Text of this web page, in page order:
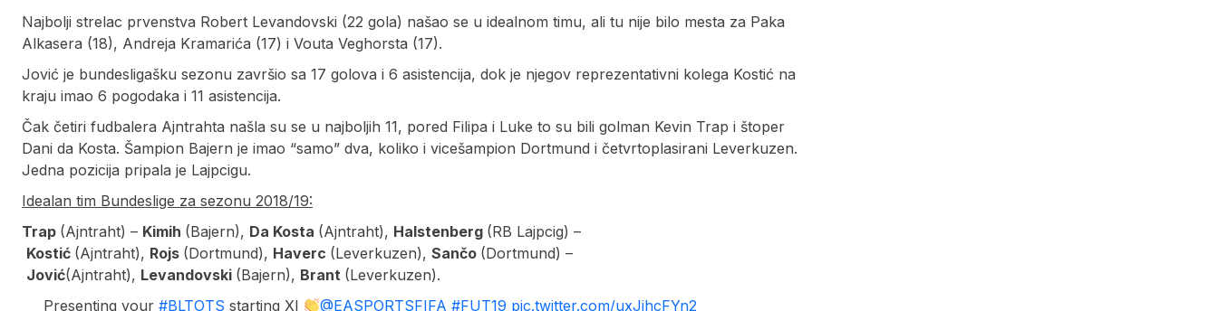
Najbolji strelac prvenstva Robert Levandovski (22 gola) našao se u idealnom timu, ali tu nije bilo mesta za Paka
Alkasera (18), Andreja Kramarića (17) i Vouta Veghorsta (17).
Jović je bundesligašku sezonu završio sa 17 golova i 6 asistencija, dok je njegov reprezentativni kolega Kostić na
kraju imao 6 pogodaka i 11 asistencija.
Čak četiri fudbalera Ajntrahta našla su se u najboljih 11, pored Filipa i Luke to su bili golman Kevin Trap i štoper
Dani da Kosta. Šampion Bajern je imao “samo” dva, koliko i vicešampion Dortmund i četvrtoplasirani Leverkuzen.
Jedna pozicija pripala je Lajpcigu.
Idealan tim Bundeslige za sezonu 2018/19:
Trap (Ajntraht) – Kimih (Bajern), Da Kosta (Ajntraht), Halstenberg (RB Lajpcig) –
Kostić (Ajntraht), Rojs (Dortmund), Haverc (Leverkuzen), Sančo (Dortmund) –
Jović(Ajntraht), Levandovski (Bajern), Brant (Leverkuzen).
Presenting your #BLTOTS starting XI @EASPORTSFIFA #FUT19 pic.twitter.com/uxJjhcFYn2